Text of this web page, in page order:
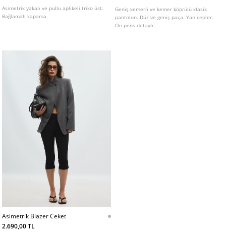
Asimetrik yakalı ve pullu aplikeli triko üst.
Bağlamalı kapama.
Geniş kemerli ve kemer köprülü klasik
pantolon. Düz ve geniş paça. Yan cepler.
Ön pens detaylı.
Asimetrik Blazer Ceket
2.690,00 TL